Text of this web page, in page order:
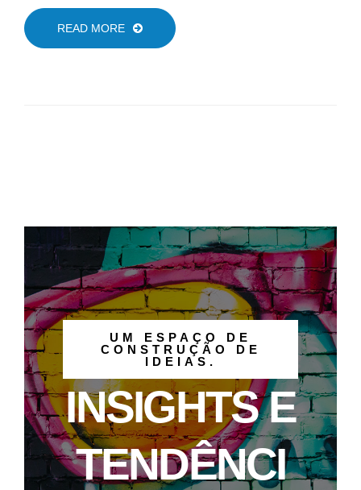
READ MORE
UM ESPAÇO DE
CONSTRUÇÃO DE
IDEIAS.
INSIGHTS E
TENDÊNCI